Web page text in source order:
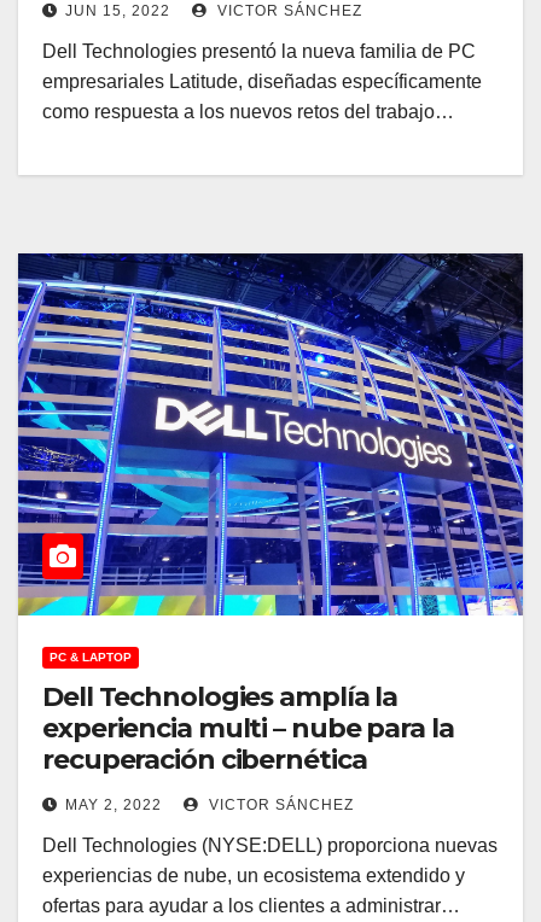
JUN 15, 2022 VICTOR SÁNCHEZ
Dell Technologies presentó la nueva familia de PC
empresariales Latitude, diseñadas específicamente
como respuesta a los nuevos retos del trabajo…
PC & LAPTOP
Dell Technologies amplía la
experiencia multi – nube para la
recuperación cibernética
MAY 2, 2022 VICTOR SÁNCHEZ
Dell Technologies (NYSE:DELL) proporciona nuevas
experiencias de nube, un ecosistema extendido y
ofertas para ayudar a los clientes a administrar…